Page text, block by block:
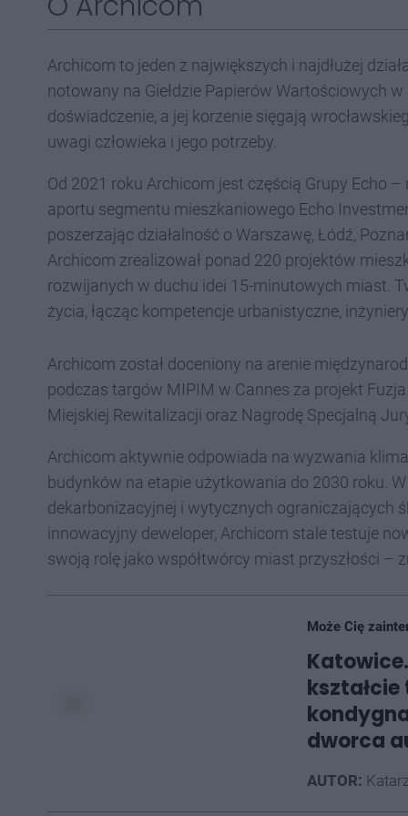
Archicom to jeden z największych i najdłużej
notowany na Giełdzie Papierów Wartościowych
doświadczenie, a jej korzenie sięgają
uwagi człowieka i jego potrzeby.
Od 2021 roku Archicom jest częścią Grupy Echo
aportu segmentu mieszkaniowego Echo
poszerzając działalność o Warszawę, Łódź,
Archicom zrealizował ponad 220 projektów
rozwijanych w duchu idei 15-minutowych miast.
życia, łącząc kompetencje urbanistyczne,
Archicom został doceniony na arenie
podczas targów MIPIM w Cannes za projekt
Miejskiej Rewitalizacji oraz Nagrodę Specjalną
Archicom aktywnie odpowiada na wyzwania
budynków na etapie użytkowania do 2030 roku.
dekarbonizacyjnej i wytycznych ograniczających
innowacyjny deweloper, Archicom stale testuje
swoją rolę jako współtwórcy miast przyszłości –
Może Cię
kształcie
dworca
AUTOR: